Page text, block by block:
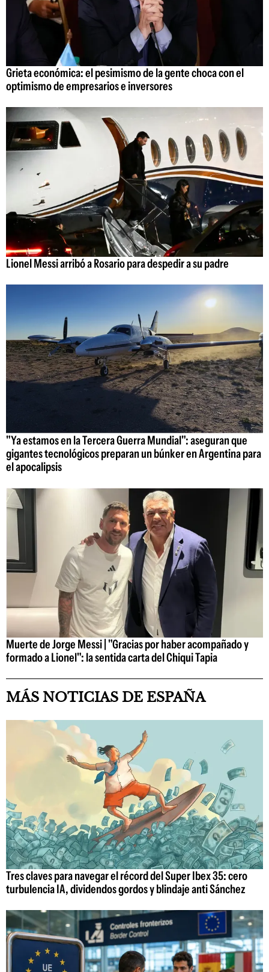
Grieta económica: el pesimismo de la gente choca con el
optimismo de empresarios e inversores
Lionel Messi arribó a Rosario para despedir a su padre
"Ya estamos en la Tercera Guerra Mundial": aseguran que
gigantes tecnológicos preparan un búnker en Argentina para
el apocalipsis
Muerte de Jorge Messi | "Gracias por haber acompañado y
formado a Lionel": la sentida carta del Chiqui Tapia
MÁS NOTICIAS DE ESPAÑA
Tres claves para navegar el récord del Super Ibex 35: cero
turbulencia IA, dividendos gordos y blindaje anti Sánchez